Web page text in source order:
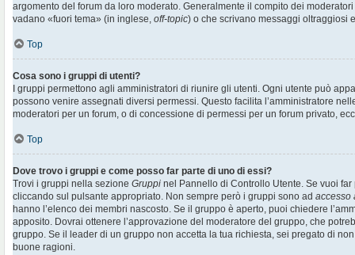
argomento del forum da loro moderato. Generalmente il compito dei
vadano «fuori tema» (in inglese, off-topic) o che scrivano messaggi oltraggiosi
Top
Cosa sono i gruppi di utenti?
I gruppi permettono agli amministratori di riunire gli utenti. Ogni utente può
possono venire assegnati diversi permessi. Questo facilita l’amministratore
moderatori per un forum, o di concessione di permessi per un forum privato,
Top
Dove trovo i gruppi e come posso far parte di uno di essi?
Trovi i gruppi nella sezione Gruppi nel Pannello di Controllo Utente. Se vuoi
cliccando sul pulsante appropriato. Non sempre però i gruppi sono ad accesso
hanno l’elenco dei membri nascosto. Se il gruppo è aperto, puoi chiedere
apposito. Dovrai ottenere l’approvazione del moderatore del gruppo, che
gruppo. Se il leader di un gruppo non accetta la tua richiesta, sei pregato di
buone ragioni.